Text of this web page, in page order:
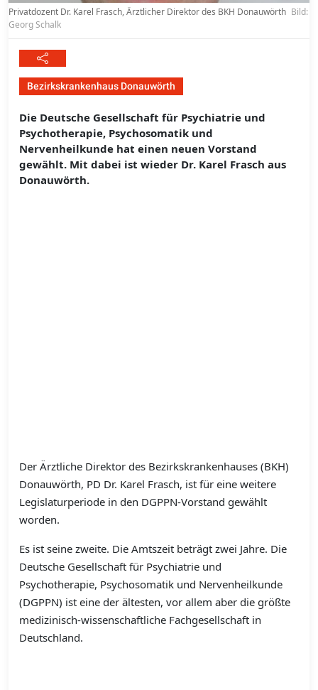
Privatdozent Dr. Karel Frasch, Ärztlicher Direktor des BKH Donauwörth Bild:
Georg Schalk
Bezirkskrankenhaus Donauwörth
Die Deutsche Gesellschaft für Psychiatrie und
Psychotherapie, Psychosomatik und
Nervenheilkunde hat einen neuen Vorstand
gewählt. Mit dabei ist wieder Dr. Karel Frasch aus
Donauwörth.
Der Ärztliche Direktor des Bezirkskrankenhauses (BKH)
Donauwörth, PD Dr. Karel Frasch, ist für eine weitere
Legislaturperiode in den DGPPN-Vorstand gewählt
worden.
Es ist seine zweite. Die Amtszeit beträgt zwei Jahre. Die
Deutsche Gesellschaft für Psychiatrie und
Psychotherapie, Psychosomatik und Nervenheilkunde
(DGPPN) ist eine der ältesten, vor allem aber die größte
medizinisch-wissenschaftliche Fachgesellschaft in
Deutschland.